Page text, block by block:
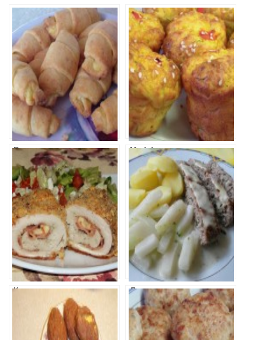
Рогалики с
сыром
Маффины с
кабачком и
сыром
Куриная грудка
с беконом и
Ленивая
Котлета с
Сыром